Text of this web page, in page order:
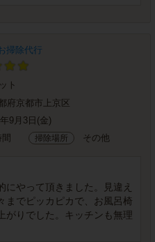
掃除代行
ト
府京都市上京区
9月3日(金)
掃除場所 その他
にやって頂きました。見違え
までピッカピカで、お風呂椅
がりでした。キッチンも無理